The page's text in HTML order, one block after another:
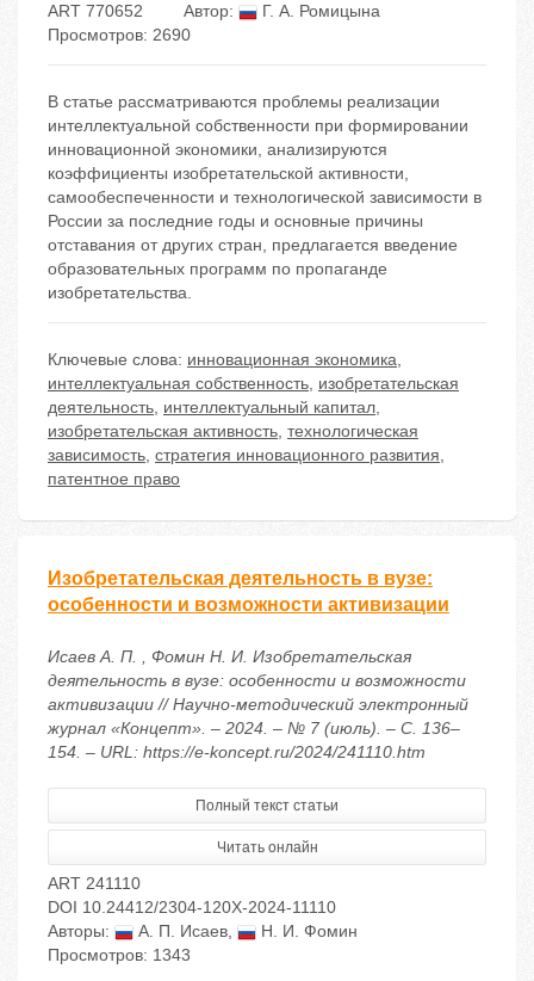
ART 770652 Автор:
Г. А. Ромицына
Просмотров: 2690
В статье рассматриваются проблемы реализации
интеллектуальной собственности при формировании
инновационной экономики, анализируются
коэффициенты изобретательской активности,
самообеспеченности и технологической зависимости в
России за последние годы и основные причины
отставания от других стран, предлагается введение
образовательных программ по пропаганде
изобретательства.
Ключевые слова: инновационная экономика,
интеллектуальная собственность, изобретательская
деятельность, интеллектуальный капитал,
изобретательская активность, технологическая
зависимость, стратегия инновационного развития,
патентное право
Изобретательская деятельность в вузе:
особенности и возможности активизации
Исаев А. П. , Фомин Н. И. Изобретательская
деятельность в вузе: особенности и возможности
активизации // Научно-методический электронный
журнал «Концепт». – 2024. – № 7 (июль). – С. 136–
154. – URL: https://e-koncept.ru/2024/241110.htm
Полный текст статьи
Читать онлайн
ART 241110
DOI 10.24412/2304-120X-2024-11110
Авторы:
А. П. Исаев,
Н. И. Фомин
Просмотров: 1343